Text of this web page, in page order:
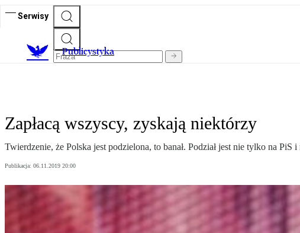
Serwisy
Publicystyka
Zapłacą wszyscy, zyskają niektórzy
Twierdzenie, że Polska jest podzielona, to banał. Podział jest nie tylko na
Publikacja: 06.11.2019 20:00